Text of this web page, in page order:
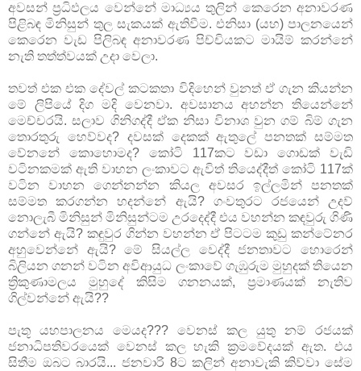
අවසන් ප්‍රධිඵලය වෙන්නේ මාධ්‍යය තුලින් කෙරෙන අනාවරණ
පිළිබඳ මිනිසුන් තුල සැකයක් ඇතිවීම. එනිසා (යහ) පාලනයෙන්
කෙරෙන වැඩ පිලිබඳ අනාවරණ පිච්චියකට මායිම් කරන්නේ
නැති තත්ත්වයක් උදා වෙලා.
තවත් එක එක දේවල් කටකතා විදිහෙන් වුනත් ඒ ගැන කියන්න
මේ ලිපියේ දිග මදි වෙනවා. අවසානය අහන්න තියෙන්නේ
මෙච්චරයි. සලාව ගිනිගද්දී ඒක නිසා විනාශ වුන ගම් බිම් ගැන
තොරතුරු හෙව්වද? දවසක් දෙකක් ඇතුලේ පනතක් සම්මත
වේනනේ කොහොමද? කෝටි 117කට වඩා ගොඩක් වැඩි
වටිනකමක් ඇති වාහන ලංකාවට ඇවිත් තියෙද්දීත් කෝටි 117ක්
වටින වාහන ගෙන්නන්න කියල අවසර ඉල්ලමින් පනතක්
සම්මත කරගන්න හදන්නේ ඇයි? ගංවතුරට රජයෙන් උදව්
නොලැබී මිනිසුන් මිනිසුන්ටම උරදෙද්දී එය වහන්න කඳවුරු ගිණි
ගන්නේ ඇයි? කඳුවුර ගින්න වහන්න ඒ පිටටම කුඩු කන්ටේනර
අහුවෙන්නේ ඇයි? මේ සියල්ල වෙද්දී ජනතාවට හොරෙන්
බිලියන ගනන් වටින අවිආයුධ ලංකාවේ ගැඹුරුම මුහුදක් තියෙන
ත්‍රිකුණාමලය මුහුදේ කිසිම ගනනයක්, ප්‍රමාණයක් නැතිව
ගිල්වන්නේ ඇයි??
පැතූ යහපාලනය මෙයද??? වෙනස් කල යුතු නම් රජයක්
ජනාධිපතිවරයෙක් වෙනස් කල හැකි ක්‍රමවේදයක් ඇත. එය
සිතීම ඔබට බාරයි... ජනවාරි 8ට කලින් අනාවැකි කිව්වා සේම